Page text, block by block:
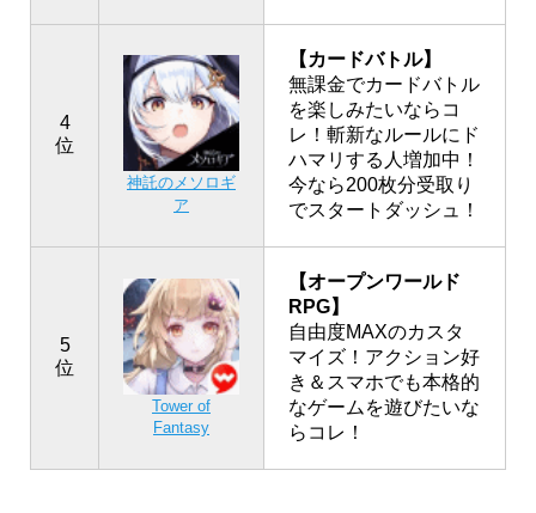
4
位
神託のメソロギ
ア
【カードバトル】
無課金でカードバトル
を楽しみたいならコ
レ！斬新なルールにド
ハマリする人増加中！
今なら200枚分受取り
でスタートダッシュ！
5
位
Tower of
Fantasy
【オープンワールド
RPG】
自由度MAXのカスタ
マイズ！アクション好
き＆スマホでも本格的
なゲームを遊びたいな
らコレ！